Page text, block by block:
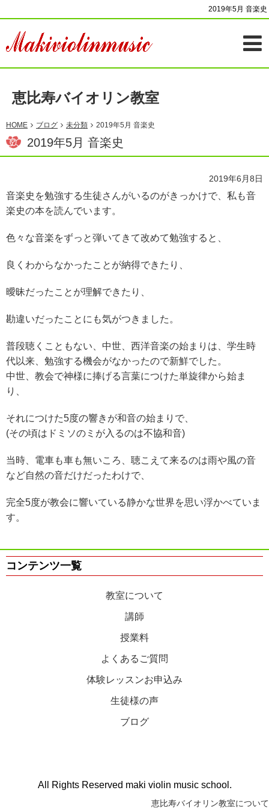
2019年5月 音楽史
恵比寿バイオリン教室
HOME ブログ 未分類 2019年5月 音楽史
2019年5月 音楽史
2019年6月8日
音楽史を勉強する生徒さんがいるのがきっかけで、私も音
楽史の本を読んでいます。
色々な音楽をずっと弾いてきて改めて勉強すると、
良くわからなかったことが納得できたり、
曖昧だったことが理解できたり、
勘違いだったことにも気がつきました。
普段聴くこともない、中世、西洋音楽の始まりは、学生時
代以来、勉強する機会がなかったので新鮮でした。
中世、教会で神様に捧げる言葉につけた単旋律から始ま
り、
それにつけた5度の響きが和音の始まりで、
(その頃はドミソのミが入るのは不協和音)
当時、電車も車も無いころ、聴こえて来るのは雨や風の音
など自然の音だけだったわけで、
完全5度が教会に響いている静かな世界を思い浮かべていま
す。
コンテンツ一覧
教室について
講師
授業料
よくあるご質問
体験レッスンお申込み
生徒様の声
ブログ
All Rights Reserved maki violin music school.
恵比寿バイオリン教室について